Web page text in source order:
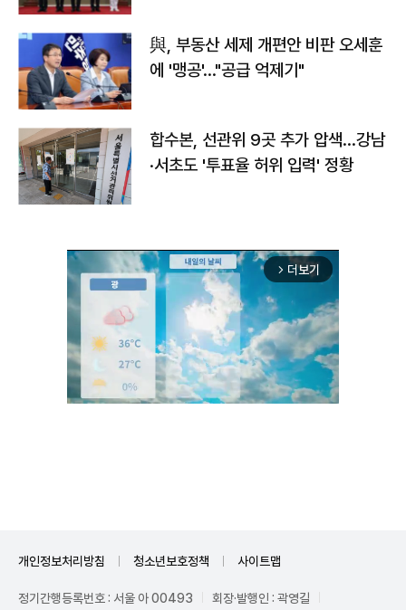
與, 부동산 세제 개편안 비판 오세훈
에 '맹공'…"공급 억제기"
합수본, 선관위 9곳 추가 압색…강남
·서초도 '투표율 허위 입력' 정황
arrow_forward_ios 더보기
개인정보처리방침 청소년보호정책 사이트맵
정기간행등록번호 : 서울 아 00493 회장·발행인 : 곽영길